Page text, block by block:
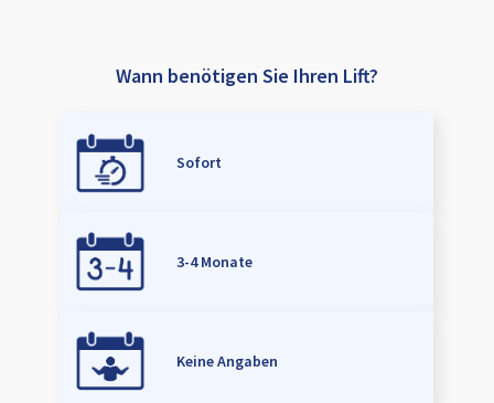
Wann benötigen Sie Ihren Lift?
Sofort
3-4 Monate
Keine Angaben